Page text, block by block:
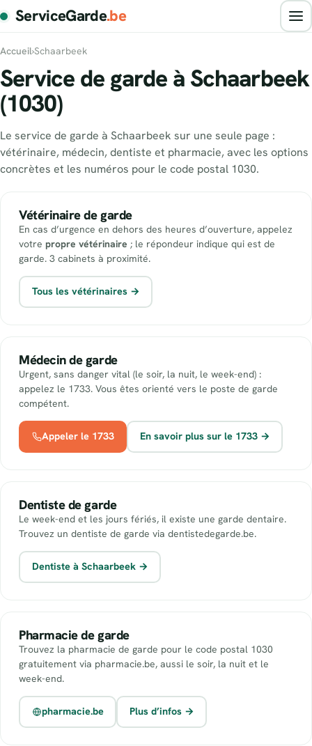
ServiceGarde.be
Accueil›Schaarbeek
Service de garde à Schaarbeek
(1030)
Le service de garde à Schaarbeek sur une seule page :
vétérinaire, médecin, dentiste et pharmacie, avec les options
concrètes et les numéros pour le code postal 1030.
Vétérinaire de garde
En cas d’urgence en dehors des heures d’ouverture, appelez
votre propre vétérinaire ; le répondeur indique qui est de
garde. 3 cabinets à proximité.
Tous les vétérinaires →
Médecin de garde
Urgent, sans danger vital (le soir, la nuit, le week-end) :
appelez le 1733. Vous êtes orienté vers le poste de garde
compétent.
Appeler le 1733 En savoir plus sur le 1733 →
Dentiste de garde
Le week-end et les jours fériés, il existe une garde dentaire.
Trouvez un dentiste de garde via dentistedegarde.be.
Dentiste à Schaarbeek →
Pharmacie de garde
Trouvez la pharmacie de garde pour le code postal 1030
gratuitement via pharmacie.be, aussi le soir, la nuit et le
week-end.
pharmacie.be Plus d’infos →